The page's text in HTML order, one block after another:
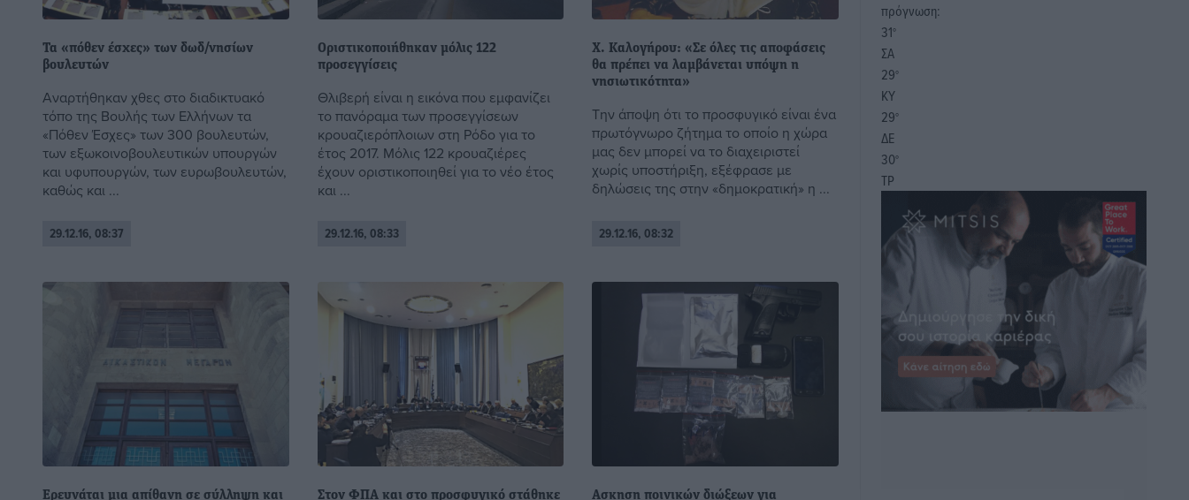
Τα «πόθεν έσχες» των δωδ/νησίων
βουλευτών
Αναρτήθηκαν χθες στο διαδικτυακό
τόπο της Βουλής των Ελλήνων τα
«Πόθεν Έσχες» των 300 βουλευτών,
των εξωκοινοβουλευτικών υπουργών
και υφυπουργών, των ευρωβουλευτών,
καθώς και ...
29.12.16, 08:37
Οριστικοποιήθηκαν μόλις 122
προσεγγίσεις
Θλιβερή είναι η εικόνα που εμφανίζει
το πανόραμα των προσεγγίσεων
κρουαζιερόπλοιων στη Ρόδο για το
έτος 2017. Μόλις 122 κρουαζιέρες
έχουν οριστικοποιηθεί για το νέο έτος
και ...
29.12.16, 08:33
Χ. Καλογήρου: «Σε όλες τις αποφάσεις
θα πρέπει να λαμβάνεται υπόψη η
νησιωτικότητα»
Την άποψη ότι το προσφυγικό είναι ένα
πρωτόγνωρο ζήτημα το οποίο η χώρα
μας δεν μπορεί να το διαχειριστεί
χωρίς υποστήριξη, εξέφρασε με
δηλώσεις της στην «δημοκρατική» η ...
29.12.16, 08:32
Ερευνάται μια απίθανη σε σύλληψη και
Στον ΦΠΑ και στο προσφυγικό στάθηκε
Ασκηση ποινικών διώξεων για
πρόγνωση:
31°
ΣΑ
29°
ΚΥ
29°
ΔΕ
30°
ΤΡ